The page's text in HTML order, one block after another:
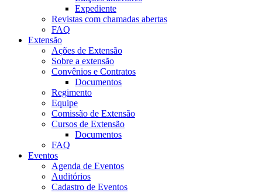
Expediente
Revistas com chamadas abertas
FAQ
Extensão
Ações de Extensão
Sobre a extensão
Convênios e Contratos
Documentos
Regimento
Equipe
Comissão de Extensão
Cursos de Extensão
Documentos
FAQ
Eventos
Agenda de Eventos
Auditórios
Cadastro de Eventos